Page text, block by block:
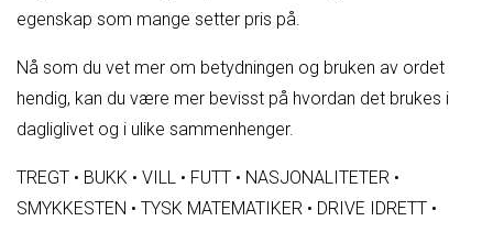
egenskap som mange setter pris på.
Nå som du vet mer om betydningen og bruken av ordet
hendig, kan du være mer bevisst på hvordan det brukes i
dagliglivet og i ulike sammenhenger.
TREGT • BUKK • VILL • FUTT • NASJONALITETER •
SMYKKESTEN • TYSK MATEMATIKER • DRIVE IDRETT •